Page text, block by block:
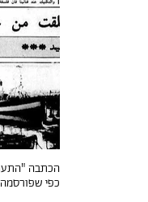
הכתבה
כפי שפורסמה באל-